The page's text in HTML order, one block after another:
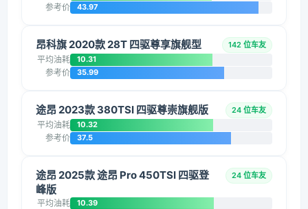
参考价 43.97
昂科旗 2020款 28T 四驱尊享旗舰型 142 位车友
平均油耗 10.31
参考价 35.99
途昂 2023款 380TSI 四驱尊崇旗舰版 24 位车友
平均油耗 10.32
参考价 37.5
途昂 2025款 途昂 Pro 450TSI 四驱登
峰版
24 位车友
平均油耗 10.39